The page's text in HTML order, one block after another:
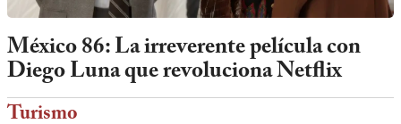
México 86: La irreverente película con
Diego Luna que revoluciona Netflix
Turismo